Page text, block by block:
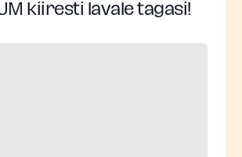
kiiresti lavale tagasi!